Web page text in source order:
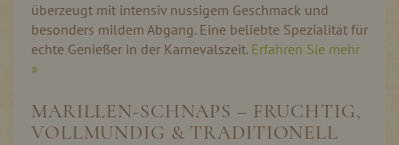
überzeugt mit intensiv nussigem Geschmack und
besonders mildem Abgang. Eine beliebte Spezialität für
echte Genießer in der Karnevalszeit. Erfahren Sie mehr
»
MARILLEN-SCHNAPS – FRUCHTIG,
VOLLMUNDIG & TRADITIONELL